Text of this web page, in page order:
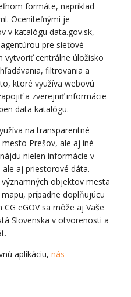
formáte, napríklad
Oceniteľnými je
v katalógu data.gov.sk,
pre sieťové
vytvoriť centrálne úložisko
filtrovania a
ktoré využíva webovú
a zverejniť informácie
data katalógu.
na transparentné
Prešov, ale aj iné
nielen informácie v
aj priestorové dáta.
objektov mesta
prípadne doplňujúcu
eGOV sa môže aj Vaše
Slovenska v otvorenosti a
aplikáciu, nás